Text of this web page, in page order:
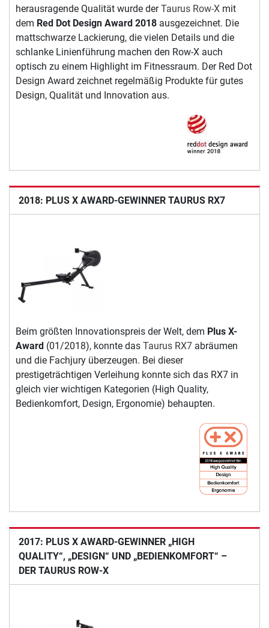
herausragende Qualität wurde derTaurus Row-X mit
dem Red Dot Design Award 2018 ausgezeichnet. Die
mattschwarze Lackierung, die vielen Details und die
schlanke Linienführung machen den Row-X auch
optisch zu einem Highlight im Fitnessraum. Der Red Dot
Design Award zeichnet regelmäßig Produkte für gutes
Design, Qualität und Innovation aus.
2018: PLUS X AWARD-GEWINNER TAURUS RX7
Beim größten Innovationspreis der Welt, dem Plus X-
Award (01/2018), konnte das Taurus RX7 abräumen
und die Fachjury überzeugen. Bei dieser
prestigeträchtigen Verleihung konnte sich das RX7 in
gleich vier wichtigen Kategorien (High Quality,
Bedienkomfort, Design, Ergonomie) behaupten.
2017: PLUS X AWARD-GEWINNER „HIGH
QUALITY“, „DESIGN“ UND „BEDIENKOMFORT“ –
DER TAURUS ROW-X